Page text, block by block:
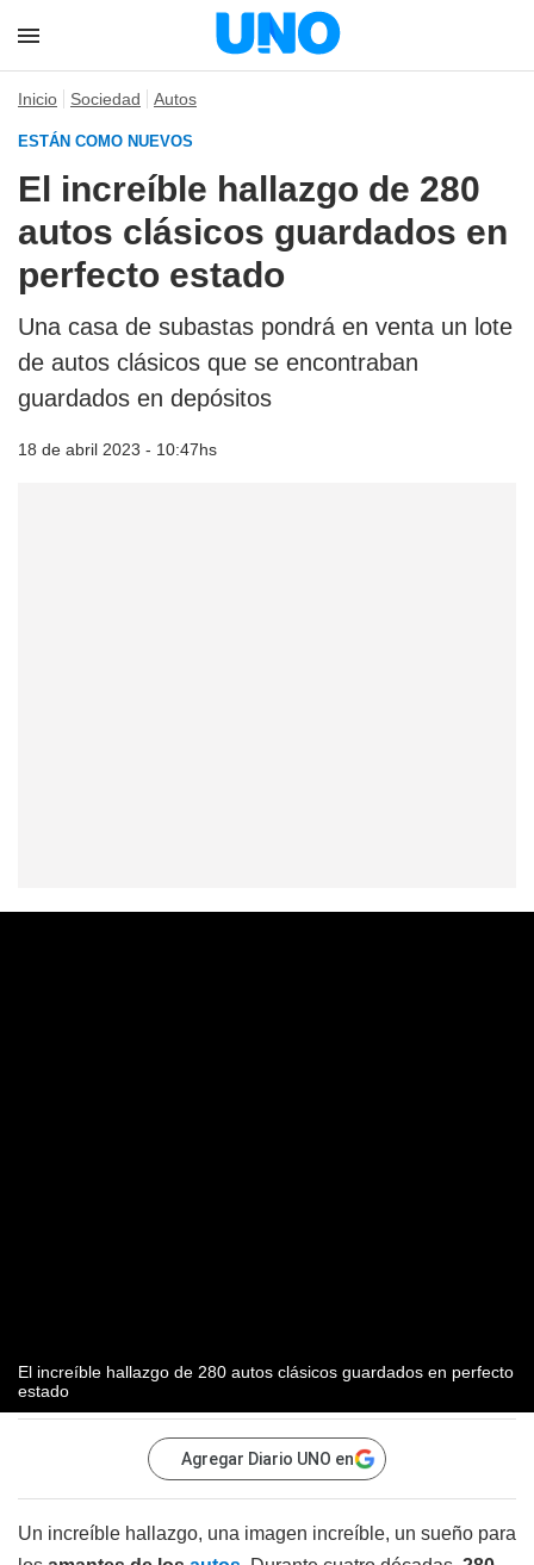
Inicio Sociedad Autos
ESTÁN COMO NUEVOS
El increíble hallazgo de 280
autos clásicos guardados en
perfecto estado
Una casa de subastas pondrá en venta un lote
de autos clásicos que se encontraban
guardados en depósitos
18 de abril 2023 - 10:47hs
El increíble hallazgo de 280 autos clásicos guardados en perfecto
estado
Agregar Diario UNO en
Un increíble hallazgo, una imagen increíble, un sueño para